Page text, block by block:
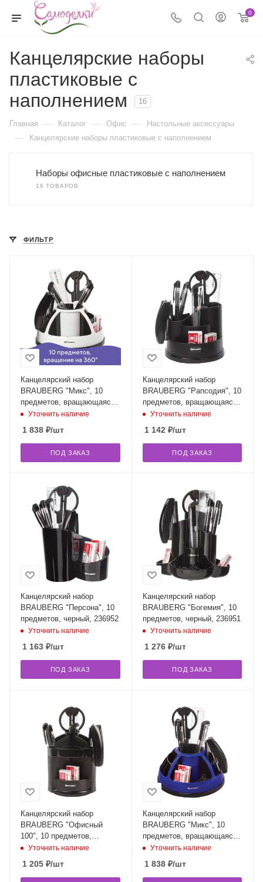
0
Канцелярские наборы
пластиковые с
наполнением
16
Главная — Каталог — Офис — Настольные аксессуары
— Канцелярские наборы пластиковые с наполнением
Наборы офисные пластиковые с наполнением
16 ТОВАРОВ
ФИЛЬТР
Канцелярский набор
BRAUBERG "Микс", 10
предметов, вращающаяся
конструкция, черно-белый,
Уточнить наличие
1 838 ₽/шт
ПОД ЗАКАЗ
Канцелярский набор
BRAUBERG "Рапсодия", 10
предметов, вращающаяся
конструкция, черный,
Уточнить наличие
1 142 ₽/шт
ПОД ЗАКАЗ
Канцелярский набор
BRAUBERG "Персона", 10
предметов, черный, 236952
Уточнить наличие
1 163 ₽/шт
ПОД ЗАКАЗ
Канцелярский набор
BRAUBERG "Богемия", 10
предметов, черный, 236951
Уточнить наличие
1 276₽/шт
ПОД ЗАКАЗ
Канцелярский набор
BRAUBERG "Офисный
100", 10 предметов,
вращающаяся конструкция,
Уточнить наличие
1 205 ₽/шт
Канцелярский набор
BRAUBERG "Микс", 10
предметов, вращающаяся
конструкция, черно-синий,
Уточнить наличие
1 838₽/шт